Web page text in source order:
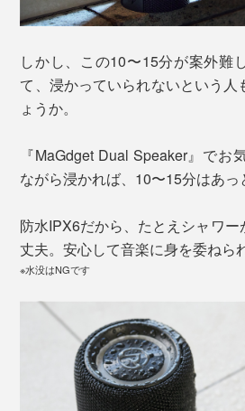
しかし、この10〜15分が案外難
て、浸かっていられないという人
ょうか。
『MaGdget Dual Speaker』でお
ながら浸かれば、10〜15分はあっ
防水IPX6だから、たとえシャワ
丈夫。安心して音楽に身を委ねら
※水没はNGです